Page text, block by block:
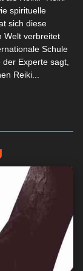
spirituelle
sich diese
Welt verbreitet
Schule
Experte sagt,
Reiki...